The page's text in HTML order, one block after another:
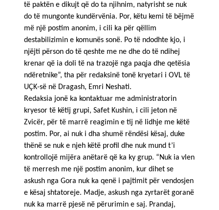
të paktën e dikujt që do ta njihnim, natyrisht se nuk
do të mungonte kundërvënia. Por, këtu kemi të bëjmë
më një postim anonim, i cili ka për qëllim
destabilizimin e komunës sonë. Po të ndodhte kjo, i
njëjti përson do të qeshte me ne dhe do të ndihej
krenar që ia doli të na trazojë nga paqja dhe qetësia
ndëretnike”, tha për redaksinë tonë kryetari i OVL të
UÇK-së në Dragash, Emri Neshati.
Redaksia jonë ka kontaktuar me administratorin
kryesor të këtij grupi, Safet Kushin, i cili jeton në
Zvicër, për të marrë reagimin e tij në lidhje me këtë
postim. Por, ai nuk i dha shumë rëndësi kësaj, duke
thënë se nuk e njeh këtë profil dhe nuk mund t’i
kontrollojë mijëra anëtarë që ka ky grup. “Nuk ia vlen
të merresh me një postim anonim, kur dihet se
askush nga Gora nuk ka qenë i pajtimit për vendosjen
e kësaj shtatoreje. Madje, askush nga zyrtarët goranë
nuk ka marrë pjesë në përurimin e saj. Prandaj,